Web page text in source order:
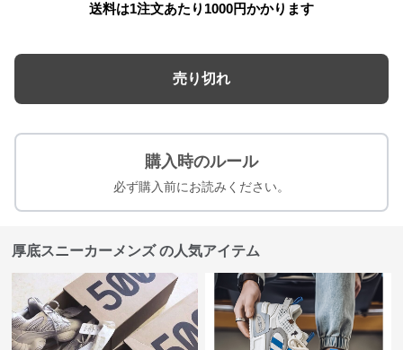
送料は1注文あたり 1000円かかります
売り切れ
購入時のルール
必ず購入前にお読みください。
厚底スニーカーメンズ の人気アイテム